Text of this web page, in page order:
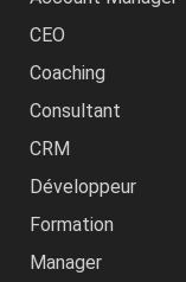
CEO
Coaching
Consultant
CRM
Développeur
Formation
Manager